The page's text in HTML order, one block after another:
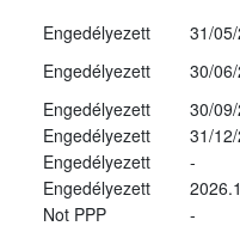
Engedélyezett
31/
Engedélyezett
30/
Engedélyezett
30/
Engedélyezett
31/
Engedélyezett
-
Engedélyezett
Not PPP
-